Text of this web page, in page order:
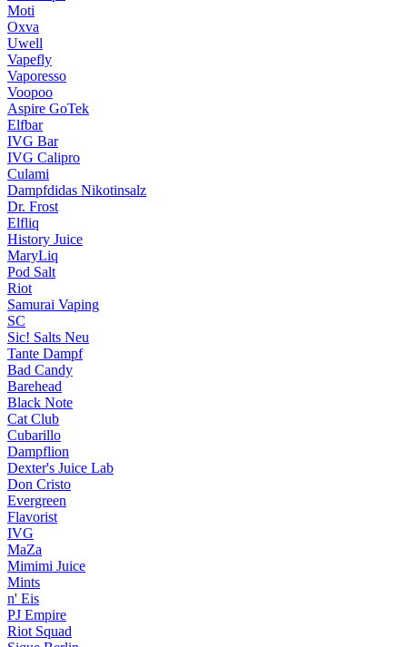
Moti
Oxva
Uwell
Vapefly
Vaporesso
Voopoo
Aspire GoTek
Elfbar
IVG Bar
IVG Calipro
Culami
Dampfdidas Nikotinsalz
Dr. Frost
Elfliq
History Juice
MaryLiq
Pod Salt
Riot
Samurai Vaping
SC
Sic! Salts Neu
Tante Dampf
Bad Candy
Barehead
Black Note
Cat Club
Cubarillo
Dampflion
Dexter's Juice Lab
Don Cristo
Evergreen
Flavorist
IVG
MaZa
Mimimi Juice
Mints
n' Eis
PJ Empire
Riot Squad